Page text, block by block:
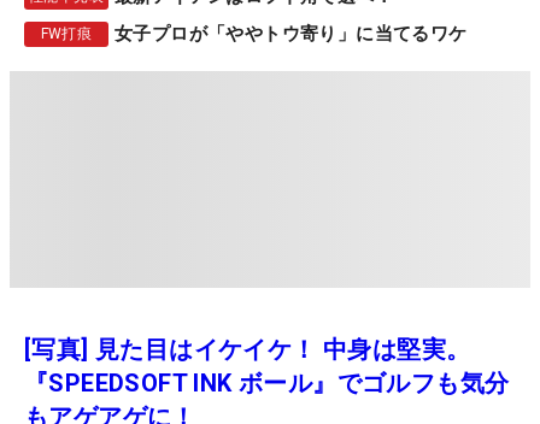
FW打痕 女子プロが「ややトウ寄り」に当てるワケ
[写真] 見た目はイケイケ！ 中身は堅実。
『SPEEDSOFT INK ボール』でゴルフも気分
もアゲアゲに！